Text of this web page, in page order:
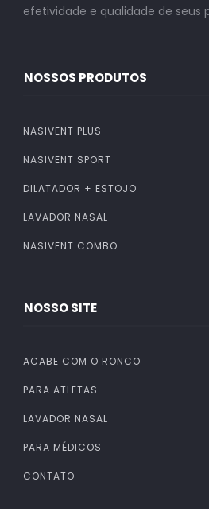
efetividade e qualidade de seus
NOSSOS PRODUTOS
NASIVENT PLUS
NASIVENT SPORT
DILATADOR + ESTOJO
LAVADOR NASAL
NASIVENT COMBO
NOSSO SITE
ACABE COM O RONCO
PARA ATLETAS
LAVADOR NASAL
PARA MÉDICOS
CONTATO